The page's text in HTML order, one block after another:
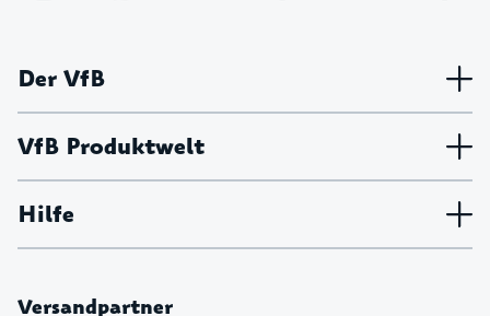
Der VfB
VfB Produktwelt
Hilfe
Versandpartner